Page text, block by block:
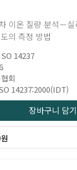
이온 질량 분석－
의 측정 방법
14237
회
14237:2000(IDT)
장바구니 담기